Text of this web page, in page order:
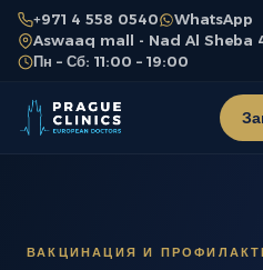
+971 4 558 0540
WhatsApp
Aswaaq mall - Nad Al Sheba
Пн – Сб: 11:00 – 19:00
ВАКЦИНАЦИЯ И